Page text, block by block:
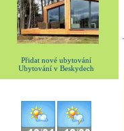
Přidat nové ubytování
Ubytování v Beskydech